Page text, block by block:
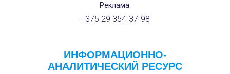
Реклама:
+375 29 354-37-98
ИНФОРМАЦИОННО-
АНАЛИТИЧЕСКИЙ РЕСУРС